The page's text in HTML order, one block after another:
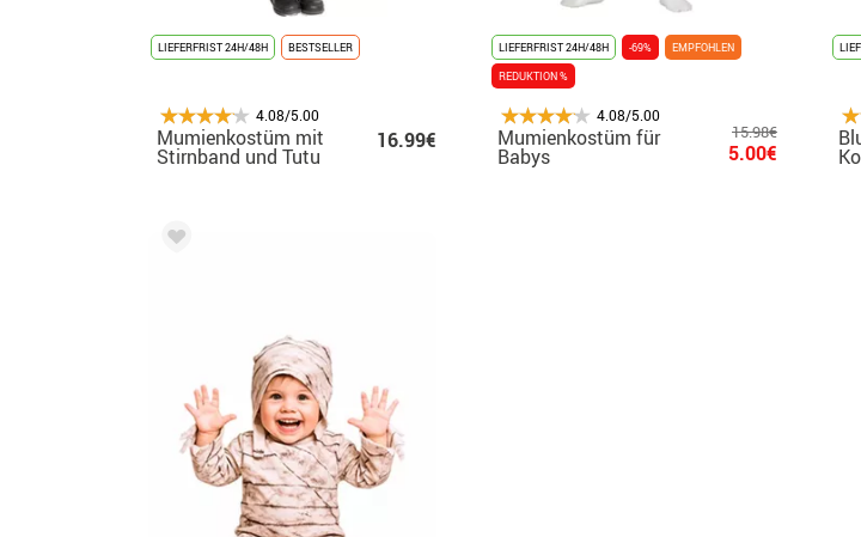
LIEFERFRIST 24H/48H BESTSELLER
4.08/5.00
Mumienkostüm mit
Stirnband und Tutu
16.99€
LIEFERFRIST 24H/48H -69%
EMPFOHLEN
REDUKTION %
4.08/5.00
Mumienkostüm für
Babys
15.98€
5.00€